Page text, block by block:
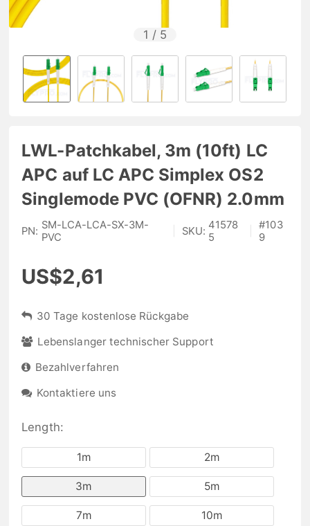
1 / 5
LWL-Patchkabel, 3m (10ft) LC
APC auf LC APC Simplex OS2
Singlemode PVC (OFNR) 2.0mm
PN: SM-LCA-LCA-SX-3M-
PVC
SKU: 41578
5
#103
9
US$2,61
30 Tage kostenlose Rückgabe
Lebenslanger technischer Support
Bezahlverfahren
Kontaktiere uns
Length:
1m 2m
3m 5m
7m 10m